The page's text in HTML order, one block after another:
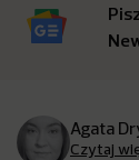
Agata
Czytaj